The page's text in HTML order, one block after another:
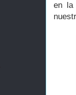
en la